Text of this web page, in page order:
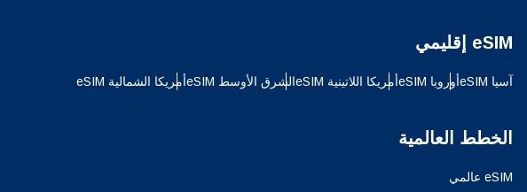
eSIM إقليمي
آسيا eSIM أوروبا eSIM أمريكا اللاتينية eSIM الشرق الأوسط eSIM أمريكا الشمالية eSIM
الخطط العالمية
eSIM عالمي